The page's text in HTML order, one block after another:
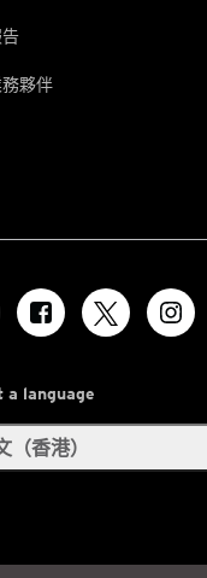
夥伴
a language
（香港）